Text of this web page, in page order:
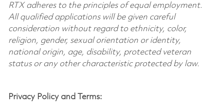
RTX adheres to the principles of equal employment.
All qualified applications will be given careful
consideration without regard to ethnicity, color,
religion, gender, sexual orientation or identity,
national origin, age, disability, protected veteran
status or any other characteristic protected by law.
Privacy Policy and Terms: